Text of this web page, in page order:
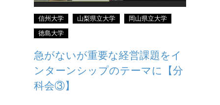
信州大学 山梨県立大学 岡山県立大学
徳島大学
急がないが重要な経営課題をイ
ンターンシップのテーマに【分
科会③】